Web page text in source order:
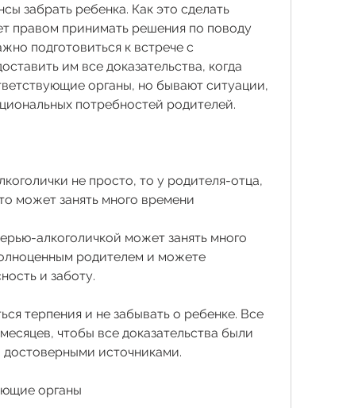
забрать ребенка. Как это сделать
правом принимать решения по поводу
подготовиться к встрече с
им все доказательства, когда
органы, но бывают ситуации,
потребностей родителей.
не просто, то у родителя-отца,
может занять много времени
алкоголичкой может занять много
родителем и можете
и заботу.
терпения и не забывать о ребенке. Все
чтобы все доказательства были
источниками.
органы